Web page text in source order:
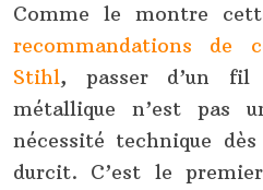
Comme le montre
recommandations de
Stihl, passer d’un
métallique n’est pas
nécessité technique
durcit. C’est le